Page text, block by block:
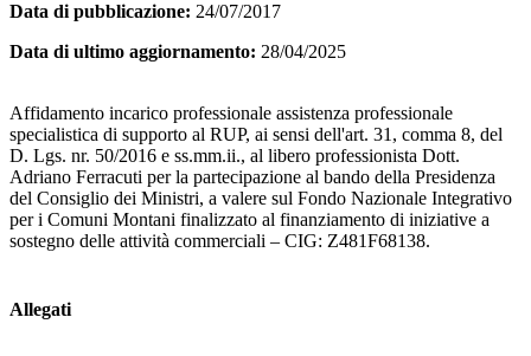
Data di pubblicazione: 24/07/2017
Data di ultimo aggiornamento: 28/04/2025
Affidamento incarico professionale assistenza professionale
specialistica di supporto al RUP, ai sensi dell'art. 31, comma 8, del
D. Lgs. nr. 50/2016 e ss.mm.ii., al libero professionista Dott.
Adriano Ferracuti per la partecipazione al bando della Presidenza
del Consiglio dei Ministri, a valere sul Fondo Nazionale Integrativo
per i Comuni Montani finalizzato al finanziamento di iniziative a
sostegno delle attività commerciali – CIG: Z481F68138.
Allegati